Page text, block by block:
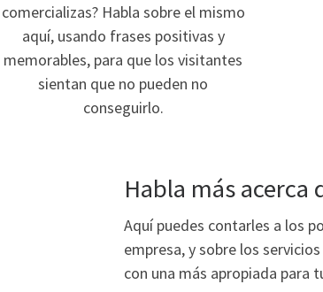
comercializas? Habla sobre el mismo
aquí, usando frases positivas y
memorables, para que los visitantes
sientan que no pueden no
conseguirlo.
Habla más
Aquí puedes contarles a los
empresa, y sobre los
con una más apropiada para